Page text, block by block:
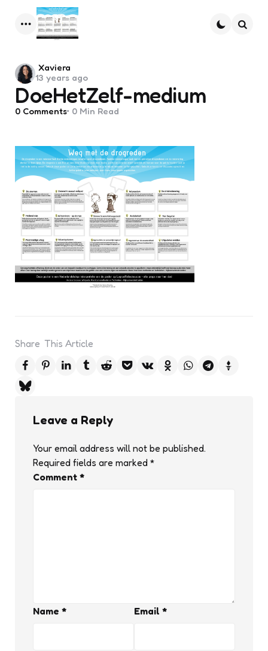
Menu
DoeHetZelf-medium
Posted
by
Xaviera
13 years ago
0 Comments 0 Min Read
Share This Article
Leave a Reply
Your email address will not be published.
Required fields are marked *
Comment *
Name * Email *